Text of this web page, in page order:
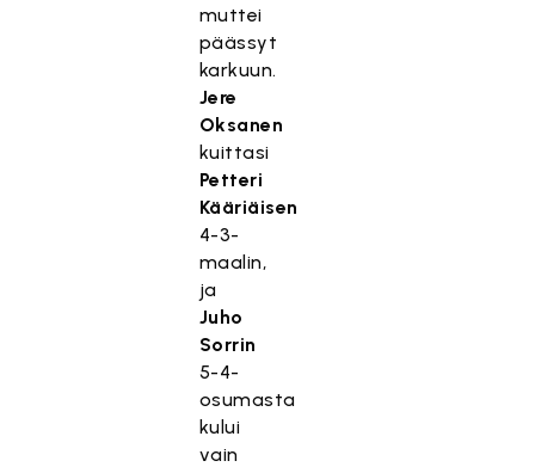
muttei
päässyt
karkuun.
Jere
Oksanen
kuittasi
Petteri
Kääriäisen
4-3-
maalin,
ja
Juho
Sorrin
5-4-
osumasta
kului
vain